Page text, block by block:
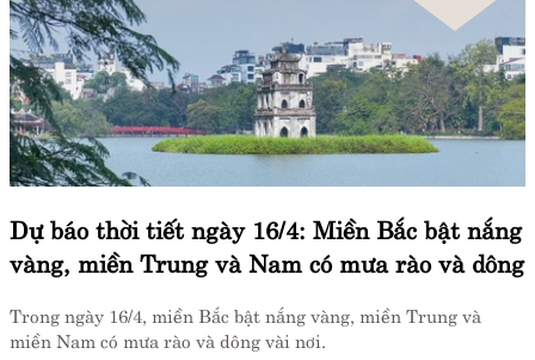
Dự báo thời tiết ngày 16/4: Miền Bắc bật nắng
vàng, miền Trung và Nam có mưa rào và dông
Trong ngày 16/4, miền Bắc bật nắng vàng, miền Trung và
miền Nam có mưa rào và dông vài nơi.